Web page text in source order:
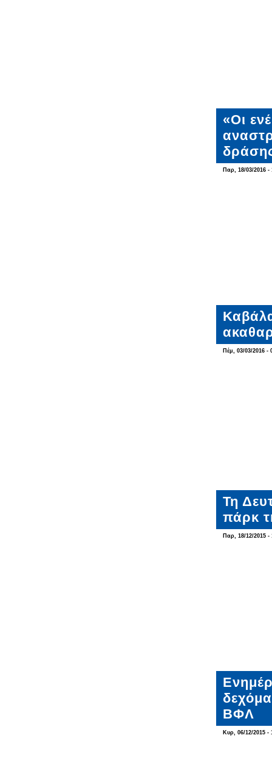
«Οι
Παρ, 18/03/2016 -
Πέμ, 03/03/2016 -
Τη
πάρκ
Παρ, 18/12/2015 -
ΒΦΛ
Κυρ, 06/12/2015 -